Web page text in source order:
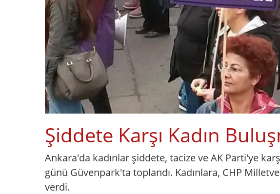
Şiddete Karşı Kadın
Ankara'da kadınlar şiddete, tacize ve AK Parti'ye
günü Güvenpark'ta toplandı. Kadınlara, CHP
verdi.